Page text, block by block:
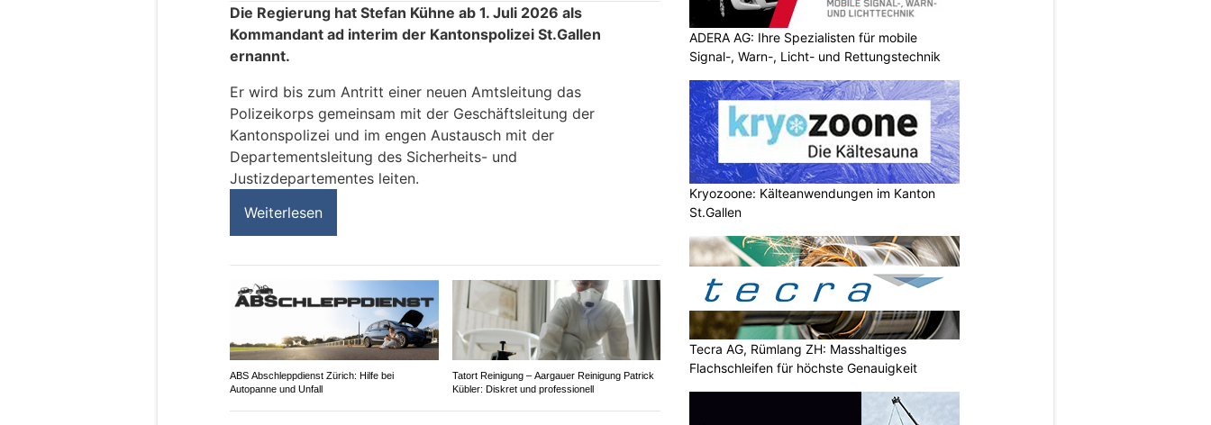
Die Regierung hat Stefan Kühne ab 1. Juli 2026 als
Kommandant ad interim der Kantonspolizei St.Gallen
ernannt.
Er wird bis zum Antritt einer neuen Amtsleitung das
Polizeikorps gemeinsam mit der Geschäftsleitung der
Kantonspolizei und im engen Austausch mit der
Departementsleitung des Sicherheits- und
Justizdepartementes leiten.
Weiterlesen
ABS Abschleppdienst Zürich: Hilfe bei
Autopanne und Unfall
Tatort Reinigung – Aargauer Reinigung Patrick
Kübler: Diskret und professionell
ADERA AG: Ihre Spezialisten für mobile
Signal-, Warn-, Licht- und Rettungstechnik
Kryozoone: Kälteanwendungen im Kanton
St.Gallen
Tecra AG, Rümlang ZH: Masshaltiges
Flachschleifen für höchste Genauigkeit